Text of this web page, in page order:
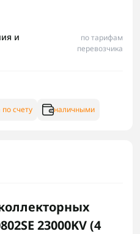
и
по тарифам
перевозчика
счету наличными
23000KV (4